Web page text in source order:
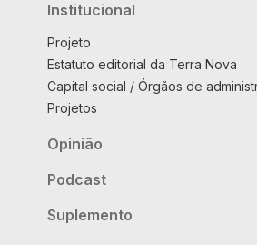
Institucional
Projeto
Estatuto editorial da Terra Nova
Capital social / Órgãos de
Projetos
Opinião
Podcast
Suplemento